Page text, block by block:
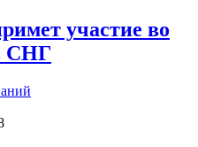
участие во
СНГ